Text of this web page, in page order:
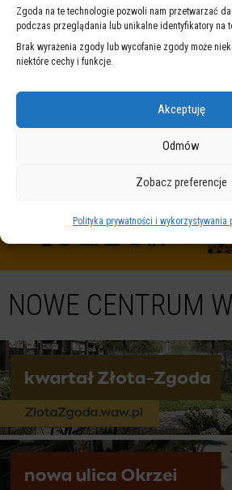
Zgoda na te technologie pozwoli nam przetwarzać
podczas przeglądania lub unikalne identyfikatory na
Brak wyrażenia zgody lub wycofanie zgody może
niektóre cechy i funkcje.
Akceptuję
Odmów
Zobacz preferencje
Polityka prywatności i wykorzystywania
WARSZAWA 19115
NOWE CENTRUM